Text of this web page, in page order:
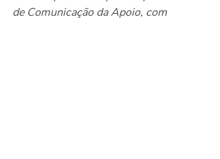
de Comunicação da Apoio, com